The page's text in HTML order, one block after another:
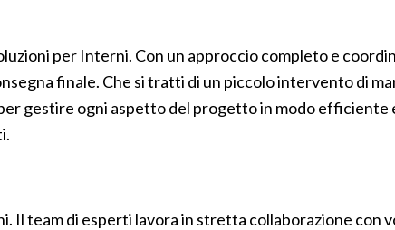
per Interni. Con un approccio completo e
finale. Che si tratti di un piccolo intervento di
gestire ogni aspetto del progetto in modo efficiente
Il team di esperti lavora in stretta collaborazione con